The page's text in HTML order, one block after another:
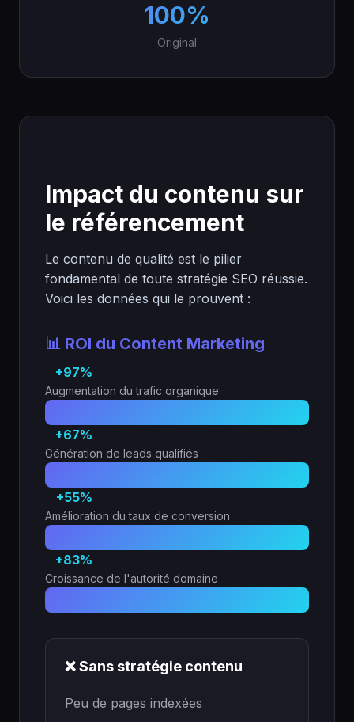
100%
Original
Impact du contenu sur
le référencement
Le contenu de qualité est le pilier
fondamental de toute stratégie SEO réussie.
Voici les données qui le prouvent :
📊 ROI du Content Marketing
Augmentation du trafic organique
+97%
Génération de leads qualifiés
+67%
Amélioration du taux de conversion
+55%
Croissance de l'autorité domaine
+83%
❌ Sans stratégie contenu
Peu de pages indexées